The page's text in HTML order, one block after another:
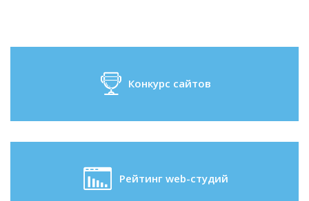
Конкурс сайтов
Рейтинг web-студий